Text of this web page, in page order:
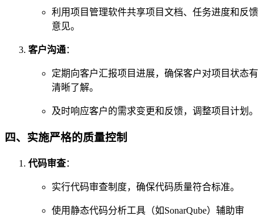
利用项目管理软件共享项目文档、任务进度和反馈
意见。
客户沟通：
定期向客户汇报项目进展，确保客户对项目状态有
清晰了解。
及时响应客户的需求变更和反馈，调整项目计划。
四、实施严格的质量控制
代码审查：
实行代码审查制度，确保代码质量符合标准。
使用静态代码分析工具（如SonarQube）辅助审